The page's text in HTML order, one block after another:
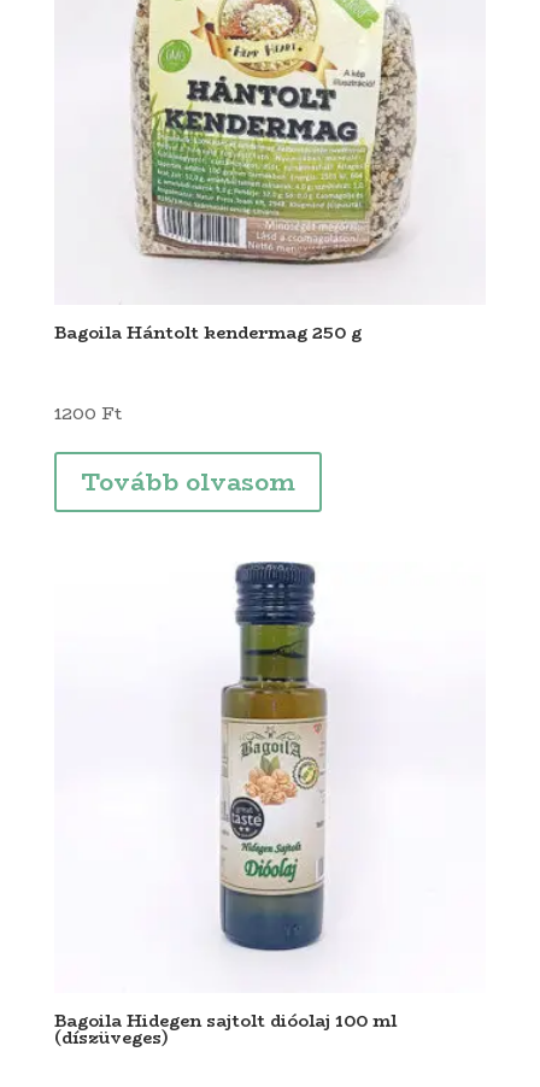
Bagoila Hántolt kendermag 250 g
1200 Ft
Tovább olvasom
Bagoila Hidegen sajtolt dióolaj 100 ml
(díszüveges)